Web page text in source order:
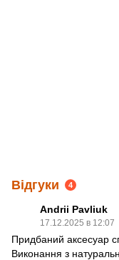
Відгуки 4
Andrii Pavliuk
17.12.2025 в 12:07
Придбаний аксесуар
Виконання з